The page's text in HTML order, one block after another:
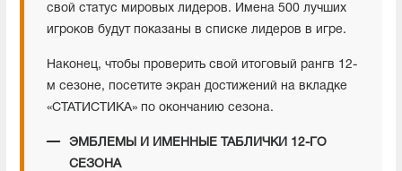
свой статус мировых лидеров. Имена 500 лучших
игроков будут показаны в списке лидеров в игре.
Наконец, чтобы проверить свой итоговый рангв 12-
м сезоне, посетите экран достижений на вкладке
«СТАТИСТИКА» по окончанию сезона.
ЭМБЛЕМЫ И ИМЕННЫЕ ТАБЛИЧКИ 12-ГО
СЕЗОНА